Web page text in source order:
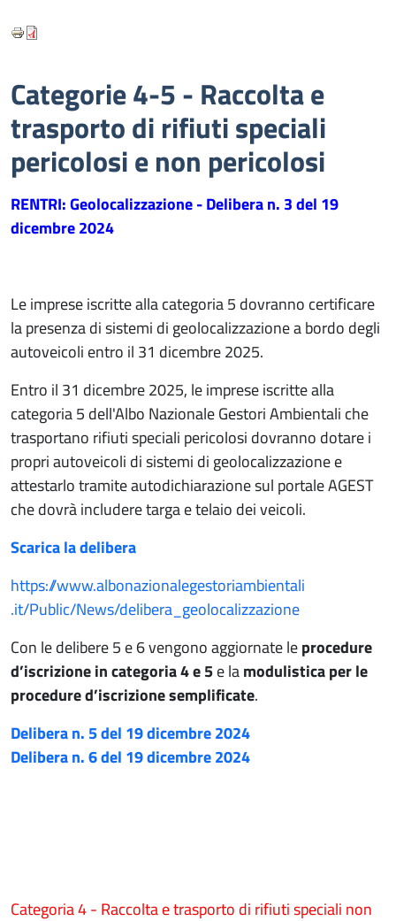
Categorie 4-5 - Raccolta e
trasporto di rifiuti speciali
pericolosi e non pericolosi
RENTRI: Geolocalizzazione - Delibera n. 3 del 19
dicembre 2024
Le imprese iscritte alla categoria 5 dovranno certificare
la presenza di sistemi di geolocalizzazione a bordo degli
autoveicoli entro il 31 dicembre 2025.
Entro il 31 dicembre 2025, le imprese iscritte alla
categoria 5 dell'Albo Nazionale Gestori Ambientali che
trasportano rifiuti speciali pericolosi dovranno dotare i
propri autoveicoli di sistemi di geolocalizzazione e
attestarlo tramite autodichiarazione sul portale AGEST
che dovrà includere targa e telaio dei veicoli.
Scarica la delibera
https://www.albonazionalegestoriambientali
.it/Public/News/delibera_ geolocalizzazione
Con le delibere 5 e 6 vengono aggiornate leprocedure
d’iscrizione in categoria 4 e 5e lamodulistica per le
procedure d’iscrizione semplificate.
Delibera n. 5 del 19 dicembre 2024
Delibera n. 6 del 19 dicembre 2024
Categoria 4- Raccolta e trasporto di rifiuti speciali non